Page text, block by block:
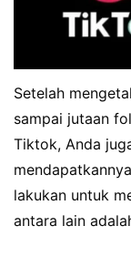
Setelah
sampai jutaan
Tiktok, Anda
lakukan untuk
antara lain